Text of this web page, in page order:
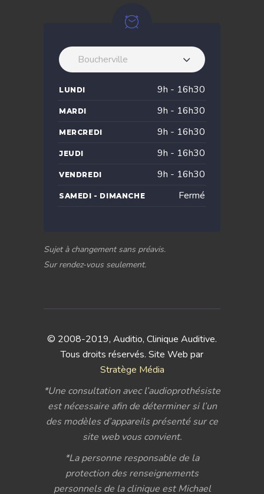
Boucherville
LUNDI 9h - 16h30
MARDI 9h - 16h30
MERCREDI 9h - 16h30
JEUDI 9h - 16h30
VENDREDI 9h - 16h30
SAMEDI - DIMANCHE Fermé
Sujet à changement sans préavis.
Sur rendez-vous seulement.
© 2008-2019, Auditio, Clinique Auditive.
Tous droits réservés. Site Web par
Stratège Média
*Une consultation avec l’audioprothésiste
est nécessaire afin de déterminer si l’un
des modèles d’appareils présenté sur ce
site web vous convient.
*La personne responsable de la
protection des renseignements
personnels de la clinique est Michael